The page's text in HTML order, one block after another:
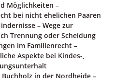
Möglichkeiten –
bei nicht ehelichen Paaren
– Wege zur
Trennung oder Scheidung
im Familienrecht –
Aspekte bei Kindes-,
in der Nordheide –